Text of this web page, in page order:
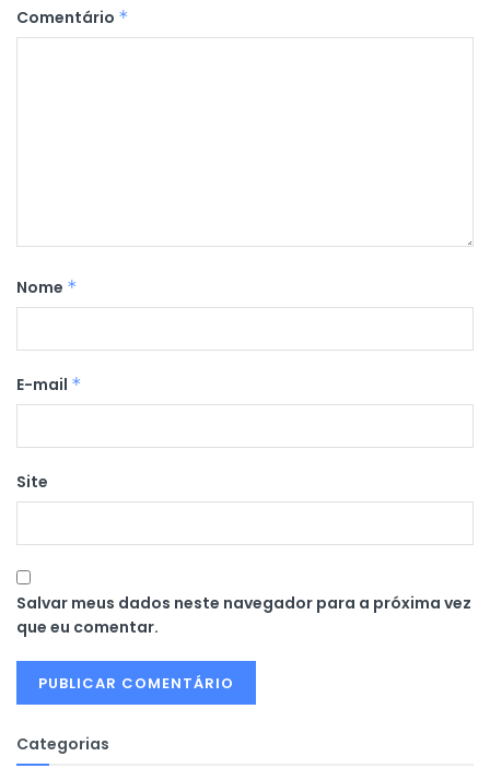
Comentário *
Nome *
E-mail *
Site
Salvar meus dados neste navegador para a próxima vez
que eu comentar.
Categorias